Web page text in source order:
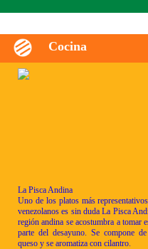
Cocina
La Pisca Andina
Uno de los platos más
venezolanos es sin duda La Pisca
región andina se acostumbra a tomar
parte del desayuno. Se compone
queso y se aromatiza con cilantro.